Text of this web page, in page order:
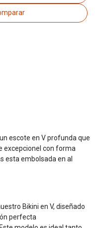
escote en V profunda que
excepcionel con forma
esta embolsada en al
Bikini en V, diseñado
perfecta